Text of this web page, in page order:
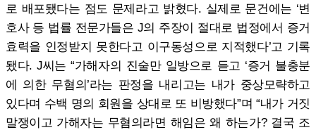
로 배포됐다는 점도 문제라고 밝혔다. 실제로 문건에는 ‘변
호사 등 법률 전문가들은 J의 주장이 절대로 법정에서 증거
효력을 인정받지 못한다고 이구동성으로 지적했다’고 기록
됐다. J씨는 “가해자의 진술만 일방으로 듣고 ‘증거 불충분
에 의한 무혐의’라는 판정을 내리고는 내가 중상모략하고
있다며 수백 명의 회원을 상대로 또 비방했다”며 “내가 거짓
말쟁이고 가해자는 무혐의라면 해임은 왜 하는가? 결국 조